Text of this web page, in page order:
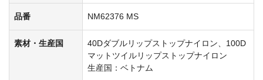
品番 NM62376 MS
素材・生産国
40Dダブルリップストップナイロン、100D
マットツイルリップストップナイロン
生産国：ベトナム